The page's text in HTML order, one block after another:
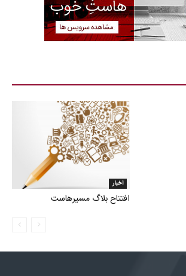
اخبار
افتتاح بلاگ مسیرهاست